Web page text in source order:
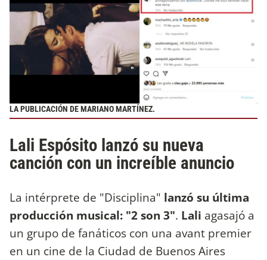
LA PUBLICACIÓN DE MARIANO MARTÍNEZ.
Lali Espósito lanzó su nueva
canción con un increíble anuncio
La intérprete de "Disciplina" lanzó su última
producción musical: "2 son 3". Lali agasajó a
un grupo de fanáticos con una avant premier
en un cine de la Ciudad de Buenos Aires